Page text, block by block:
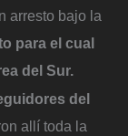
arresto bajo la
para el cual
del Sur.
del
allí toda la